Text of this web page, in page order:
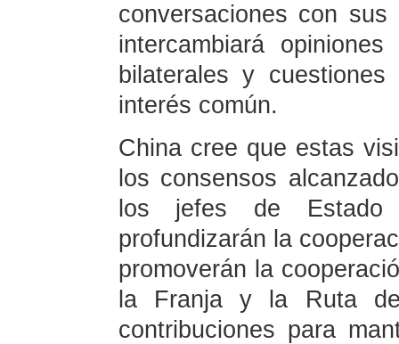
conversaciones con
intercambiará
bilaterales y
interés común.
China cree que estas
los consensos
los jefes de Estado
profundizarán la
promoverán la
la Franja y la Ruta
contribuciones para